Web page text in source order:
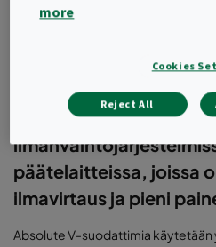
Absolute™ V
V-rakenteiset
takaavat erittäin
loppusuodatuksen
päätelaitteissa, joissa
ilmavirtaus ja pieni
Absolute V-suodattimia käytetään
more
Cookies
Reject All